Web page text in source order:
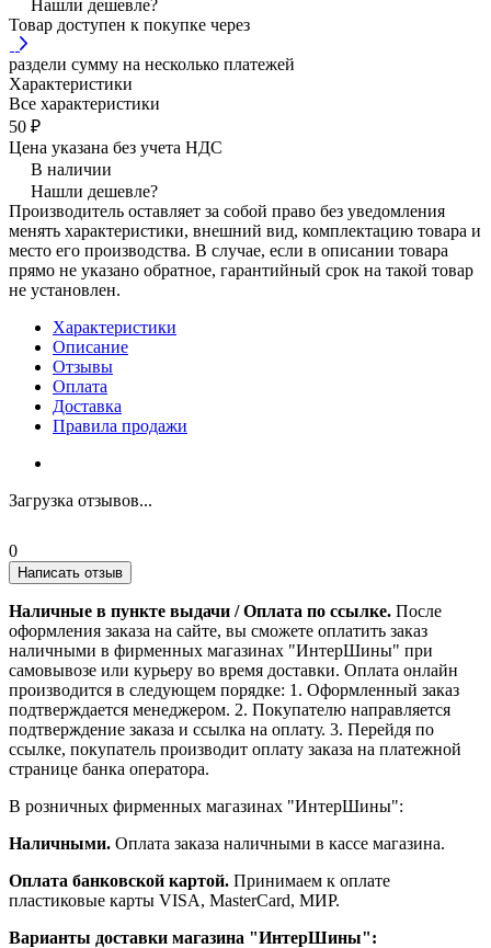
Нашли дешевле?
Товар доступен к покупке через
раздели сумму на несколько платежей
Характеристики
Все характеристики
50 ₽
Цена указана без учета НДС
В наличии
Нашли дешевле?
Производитель оставляет за собой право без уведомления
менять характеристики, внешний вид, комплектацию товара и
место его производства. В случае, если в описании товара
прямо не указано обратное, гарантийный срок на такой товар
не установлен.
Характеристики
Описание
Отзывы
Оплата
Доставка
Правила продажи
Загрузка отзывов...
0
Написать отзыв
Наличные в пункте выдачи / Оплата по ссылке. После
оформления заказа на сайте, вы сможете оплатить заказ
наличными в фирменных магазинах "ИнтерШины" при
самовывозе или курьеру во время доставки. Оплата онлайн
производится в следующем порядке: 1. Оформленный заказ
подтверждается менеджером. 2. Покупателю направляется
подтверждение заказа и ссылка на оплату. 3. Перейдя по
ссылке, покупатель производит оплату заказа на платежной
странице банка оператора.
В розничных фирменных магазинах "ИнтерШины":
Наличными. Оплата заказа наличными в кассе магазина.
Оплата банковской картой. Принимаем к оплате
пластиковые карты VISA, MasterCard, МИР.
Варианты доставки магазина "ИнтерШины":